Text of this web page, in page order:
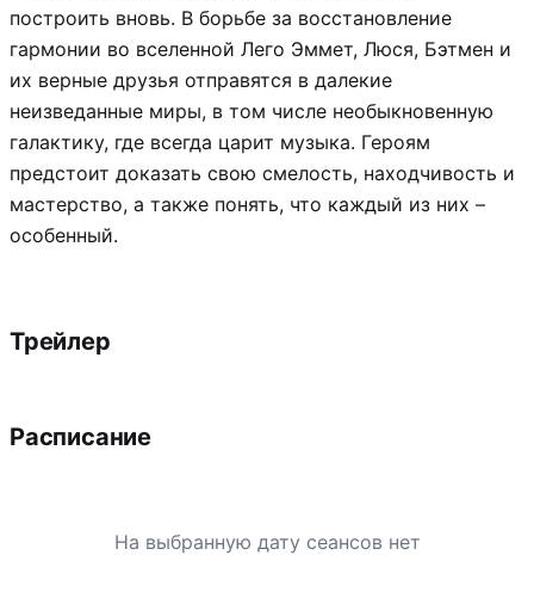
построить вновь. В борьбе за восстановление
гармонии во вселенной Лего Эммет, Люся, Бэтмен и
их верные друзья отправятся в далекие
неизведанные миры, в том числе необыкновенную
галактику, где всегда царит музыка. Героям
предстоит доказать свою смелость, находчивость и
мастерство, а также понять, что каждый из них –
особенный.
Трейлер
Расписание
На выбранную дату сеансов нет